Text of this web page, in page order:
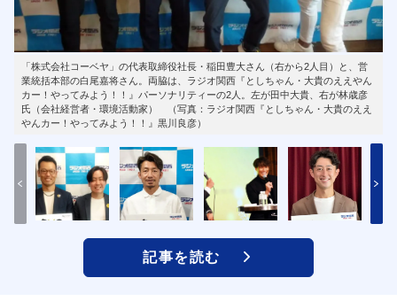
「株式会社コーベヤ」の代表取締役社長・稲田豊大さん（右から2人目）と、営
業統括本部の白尾嘉将さん。両脇は、ラジオ関西『としちゃん・大貴のええやん
カー！やってみよう！！』パーソナリティーの2人。左が田中大貴、右が林歳彦
氏（会社経営者・環境活動家） （写真：ラジオ関西『としちゃん・大貴のええ
やんカー！やってみよう！！』黒川良彦）
記事を読む